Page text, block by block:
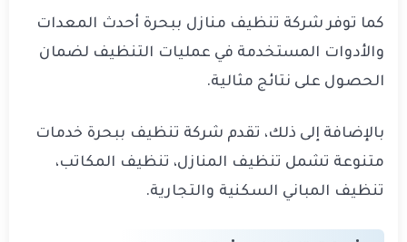
كما توفر شركة تنظيف منازل ببحرة أحدث المعدات
والأدوات المستخدمة في عمليات التنظيف لضمان
الحصول على نتائج مثالية.
بالإضافة إلى ذلك، تقدم شركة تنظيف ببحرة خدمات
متنوعة تشمل تنظيف المنازل، تنظيف المكاتب،
تنظيف المباني السكنية والتجارية.